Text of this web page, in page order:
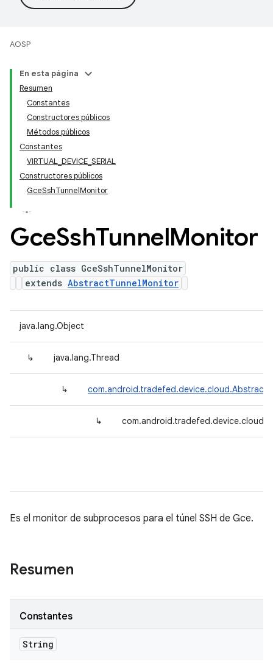
AOSP
En esta página
Resumen
Constantes
Constructores públicos
Métodos públicos
Constantes
VIRTUAL_DEVICE_SERIAL
Constructores públicos
GceSshTunnelMonitor
GceSshTunnelMonitor
public class GceSshTunnelMonitor
extends AbstractTunnelMonitor
java.lang.Object
↳ java.lang.Thread
↳
↳
Es el monitor de subprocesos para el túnel SSH de Gce.
Resumen
Constantes
String